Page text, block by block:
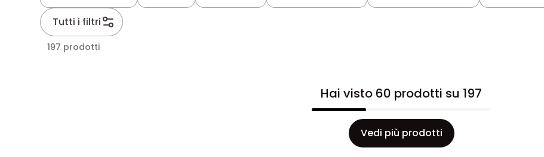
Tutti i filtri
197 prodotti
Hai visto 60 prodotti su 197
Vedi più prodotti